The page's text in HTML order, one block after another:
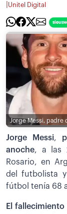
Unitel Digital
Jorge Messi, padre
Jorge Messi,
anoche, a las
Rosario, en
del futbolista
fútbol tenía 68
El